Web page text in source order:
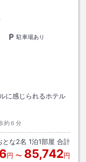
駐車場あり
に感じられるホテル
約６分
とな2名 1泊1部屋 合計
円 〜 85,742円